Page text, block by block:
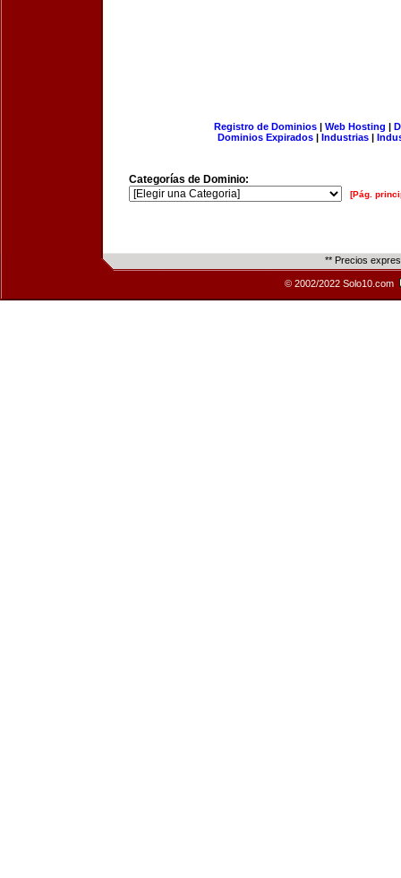
Registro de Dominios| Web Hosting |
Dominios Expirados | Industrias |
Categorías de Dominio:
[Pág.
** Precios
© 2002/2022 Solo10.com